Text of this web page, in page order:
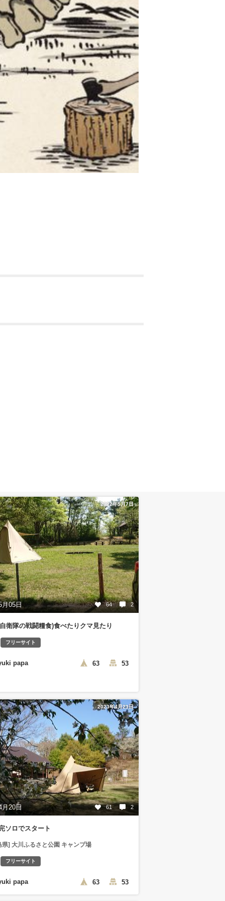
2022年5月7日
月05日 64 2
衛隊の戦闘糧食)食べたりクマ見たり
フリーサイト
papa 63 53
2023年4月23日
月20日 61 2
ソロでスタート
県] 大川ふるさと公園 キャンプ場
フリーサイト
papa 63 53